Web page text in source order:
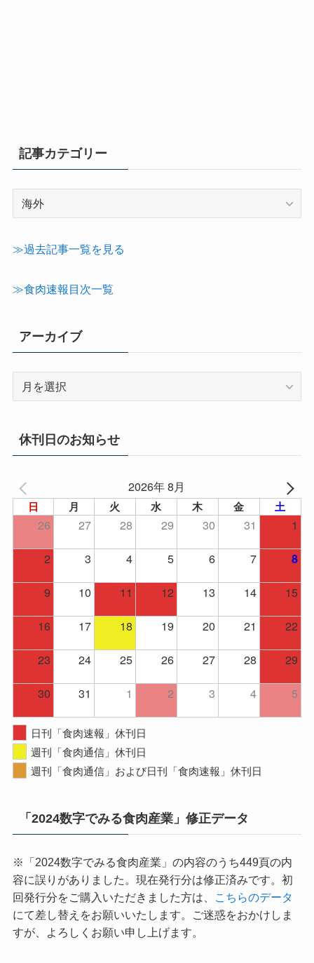
記事カテゴリー
記
テ
リ
≫過去記事一覧を見る
≫食肉速報目次一覧
アーカイブ
イ
ブ
休刊日のお知らせ
2026年 8月
日 月 火 水 木 金 土
26 27 28 29 30 31
1
2
3 4 5 6 7 8
9 10 11 12 13 14
15
16
17 18 19 20 21
22
23
24 25 26 27 28
29
30
31 1 2 3 4 5
日刊「食肉速報」休刊日
週刊「食肉通信」休刊日
週刊「食肉通信」および日刊「食肉速報」休刊日
「2024数字でみる食肉産業」修正データ
※「2024数字でみる食肉産業」の内容のうち449頁の内
容に誤りがありました。現在発行分は修正済みです。初
回発行分をご購入いただきました方は、
こちらのデータ
にて差し替えをお願いいたします。ご迷惑をおかけしま
すが、よろしくお願い申し上げます。